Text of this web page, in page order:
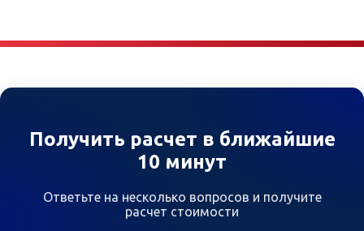
Получить расчет в ближайшие
10 минут
Ответьте на несколько вопросов и получите
расчет стоимости